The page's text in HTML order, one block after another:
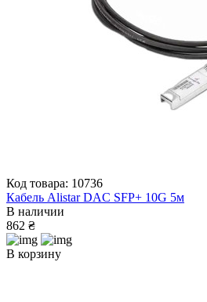
Код товара: 10736
Кабель Alistar DAC SFP+ 10G 5м
В наличии
862 ₴
В корзину